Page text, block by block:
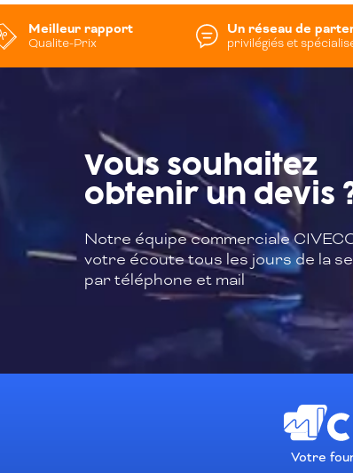
Meilleur rapport
Qualite-Prix
Un réseau de
privilégiés et
Vous souhaitez
obtenir un devis
Notre équipe commerciale
votre écoute tous les jours de la
par téléphone et mail
Votre